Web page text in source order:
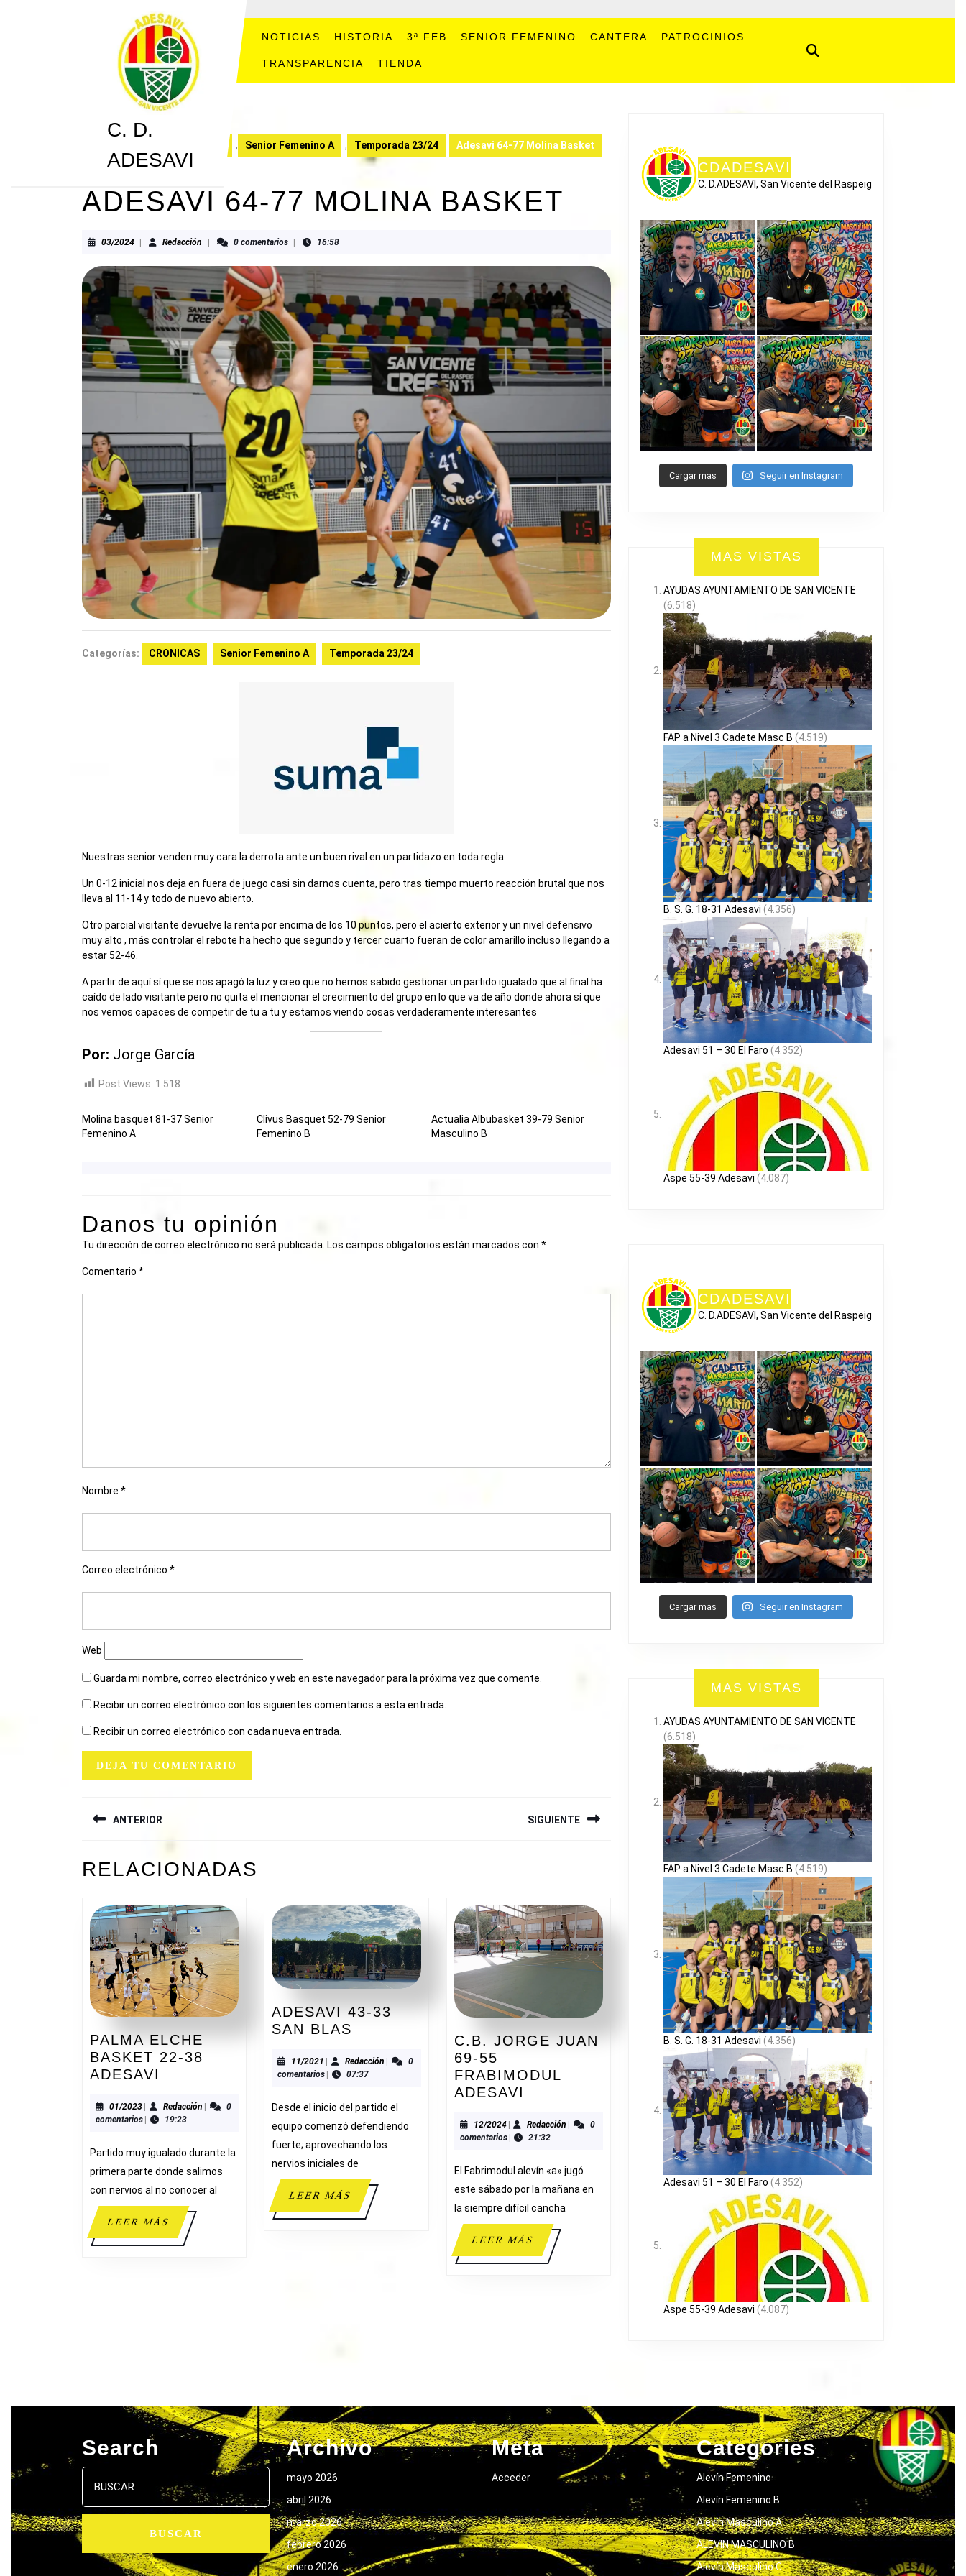
C. D.
ADESAVI
NOTICIAS HISTORIA 3ª FEB SENIOR FEMENINO CANTERA PATROCINIOS
TRANSPARENCIA TIENDA
, Senior Femenino A , Temporada 23/24 Adesavi 64-77 Molina Basket
ADESAVI 64-77 MOLINA BASKET
03/202403/2024Redacción Redacción0 comentarios 16:58
Categorías: CRONICAS Senior Femenino A Temporada 23/24
Nuestras senior venden muy cara la derrota ante un buen rival en un partidazo en toda regla.
Un 0-12 inicial nos deja en fuera de juego casi sin darnos cuenta, pero tras tiempo muerto reacción brutal que nos
lleva al 11-14 y todo de nuevo abierto.
Otro parcial visitante devuelve la renta por encima de los 10 puntos, pero el acierto exterior y un nivel defensivo
muy alto , más controlar el rebote ha hecho que segundo y tercer cuarto fueran de color amarillo incluso llegando a
estar 52-46.
A partir de aquí sí que se nos apagó la luz y creo que no hemos sabido gestionar un partido igualado que al final ha
caído de lado visitante pero no quita el mencionar el crecimiento del grupo en lo que va de año donde ahora sí que
nos vemos capaces de competir de tu a tu y estamos viendo cosas verdaderamente interesantes
Por: Jorge García
Post Views: 1.518
Molina basquet 81-37 Senior
Femenino A
Clivus Basquet 52-79 Senior
Femenino B
Actualia Albubasket 39-79 Senior
Masculino B
Danos tu opinión
Tu dirección de correo electrónico no será publicada. Los campos obligatorios están marcados con *
Comentario *
Nombre *
Correo electrónico *
Web
Guarda mi nombre, correo electrónico y web en este navegador para la próxima vez que comente.
Recibir un correo electrónico con los siguientes comentarios a esta entrada.
Recibir un correo electrónico con cada nueva entrada.
DE
ENTRADAS
ANTERIOR
anterior:
SIGUIENTE
RELACIONADAS
PALMA ELCHE
BASKET 22-38
ADESAVI
BASKET
22-
ADESAVI
01/202301/2023RedacciónRedacción
0
comentarios
19:23
Partido muy igualado durante la
primera parte donde salimos
con nervios al no conocer al
LEER MÁSLEER
MÁS
ADESAVI 43-33
SAN BLAS
33
SAN
11/2021 11/2021Redacción Redacción
0
comentarios
07:37
Desde el inicio del partido el
equipo comenzó defendiendo
fuerte; aprovechando los
nervios iniciales de
LEER MÁSLEER
MÁS
C.B. JORGE JUAN
69-55
FRABIMODUL
ADESAVI
JUAN
69-
FRABIMODUL
ADESAVI
12/202412/2024Redacción Redacción
0
comentarios
21:32
El Fabrimodul alevín «a» jugó
este sábado por la mañana en
la siempre difícil cancha
LEER MÁSLEER
MÁS
CDADESAVI
C. D.ADESAVI, San Vicente del Raspeig
Cargar mas Seguir en Instagram
MAS VISTAS
AYUDAS AYUNTAMIENTO DE SAN VICENTE
(6.518)
FAP a Nivel 3 Cadete Masc B (4.519)
B. S. G. 18-31 Adesavi (4.356)
Adesavi 51 – 30 El Faro (4.352)
Aspe 55-39 Adesavi (4.087)
CDADESAVI
C. D.ADESAVI, San Vicente del Raspeig
Cargar mas Seguir en Instagram
MAS VISTAS
AYUDAS AYUNTAMIENTO DE SAN VICENTE
(6.518)
FAP a Nivel 3 Cadete Masc B (4.519)
B. S. G. 18-31 Adesavi (4.356)
Adesavi 51 – 30 El Faro (4.352)
Aspe 55-39 Adesavi (4.087)
Search
Buscar:
Archivo
mayo 2026
abril 2026
marzo 2026
febrero 2026
enero 2026
Meta
Acceder
Categories
Alevín Femenino
Alevín Femenino B
Alevín Masculino A
ALEVIN MASCULINO B
Alevín Masculino C